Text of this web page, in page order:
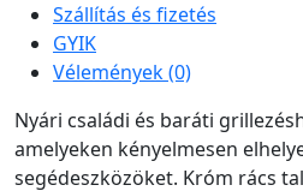
Szállítás és fizetés
GYIK
Vélemények (0)
Nyári családi és baráti
amelyeken kényelmesen
segédeszközöket. Króm rács